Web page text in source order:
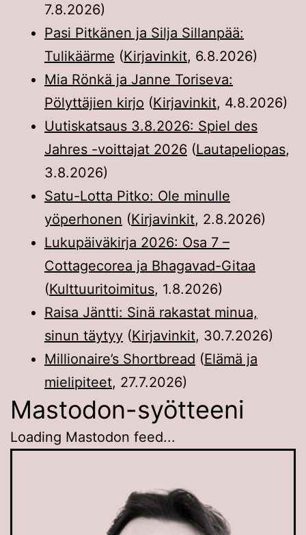
7.8.2026)
Pasi Pitkänen ja Silja Sillanpää:
Tulikäärme (Kirjavinkit, 6.8.2026)
Mia Rönkä ja Janne Toriseva:
Pölyttäjien kirjo (Kirjavinkit, 4.8.2026)
Uutiskatsaus 3.8.2026: Spiel des
Jahres -voittajat 2026 (Lautapeliopas,
3.8.2026)
Satu-Lotta Pitko: Ole minulle
yöperhonen (Kirjavinkit, 2.8.2026)
Lukupäiväkirja 2026: Osa 7 –
Cottagecorea ja Bhagavad-Gitaa
(Kulttuuritoimitus, 1.8.2026)
Raisa Jäntti: Sinä rakastat minua,
sinun täytyy (Kirjavinkit, 30.7.2026)
Millionaire’s Shortbread (Elämä ja
mielipiteet, 27.7.2026)
Mastodon-syötteeni
Loading Mastodon feed...